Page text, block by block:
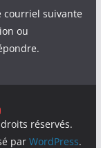
courriel suivante
ou
réservés.
parWordPress.